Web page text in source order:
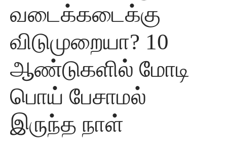
வடைக்கடைக்கு
விடுமுறையா? 10
ஆண்டுகளில் மோடி
பொய் பேசாமல்
இருந்த நாள்